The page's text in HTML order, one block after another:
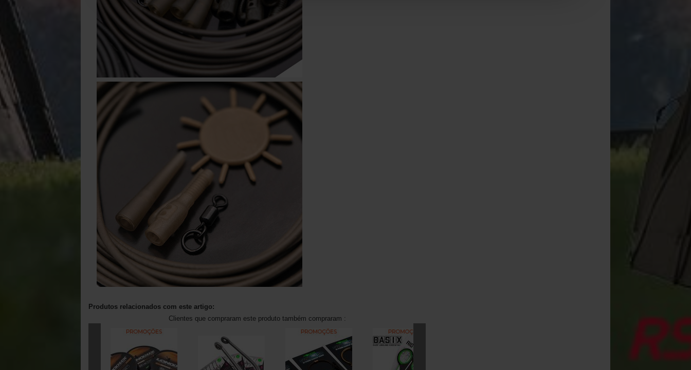
Produtos relacionados com este artigo:
Clientes que compraram este produto também compraram :